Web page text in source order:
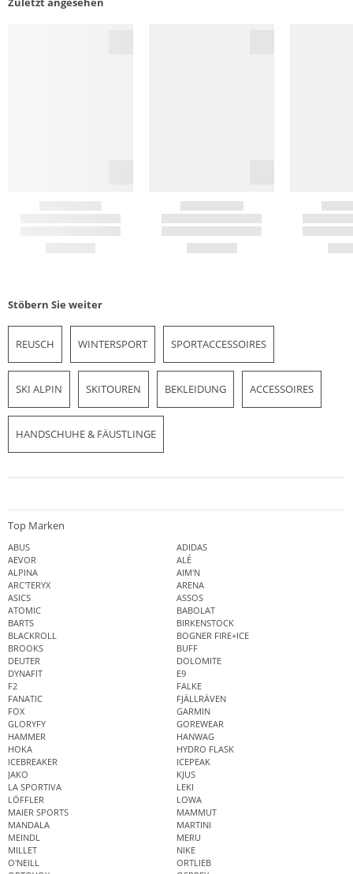
Stöbern Sie weiter
REUSCH WINTERSPORT SPORTACCESSOIRES
SKI ALPIN SKITOUREN BEKLEIDUNG ACCESSOIRES
HANDSCHUHE & FÄUSTLINGE
Top Marken
ABUS
ADIDAS
AEVOR
ALÉ
ALPINA
AIM'N
ARC'TERYX
ARENA
ASICS
ASSOS
ATOMIC
BABOLAT
BARTS
BIRKENSTOCK
BLACKROLL
BOGNER FIRE+ICE
BROOKS
BUFF
DEUTER
DOLOMITE
DYNAFIT
E9
F2
FALKE
FANATIC
FJÄLLRÄVEN
FOX
GARMIN
GLORYFY
GOREWEAR
HAMMER
HANWAG
HOKA
HYDRO FLASK
ICEBREAKER
ICEPEAK
JAKO
KJUS
LA SPORTIVA
LEKI
LÖFFLER
LOWA
MAIER SPORTS
MAMMUT
MANDALA
MARTINI
MEINDL
MERU
MILLET
NIKE
O'NEILL
ORTLIEB